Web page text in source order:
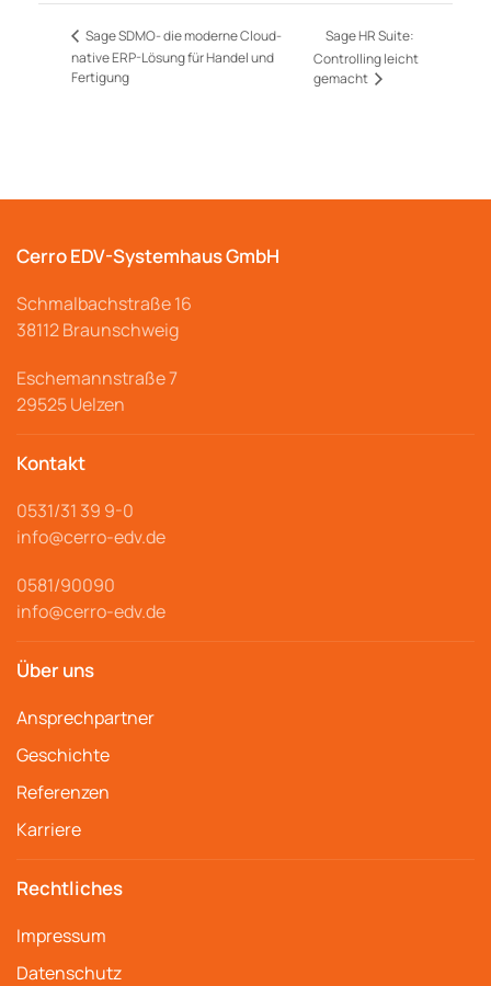
Sage SDMO- die moderne Cloud-
native ERP-Lösung für Handel und
Fertigung
Sage HR Suite:
Controlling leicht
gemacht
Cerro EDV-Systemhaus GmbH
Schmalbachstraße16
38112 Braunschweig
Eschemannstraße 7
29525 Uelzen
Kontakt
0531/31 39 9-0
info@cerro-edv.de
0581/90090
info@cerro-edv.de
Über uns
Ansprechpartner
Geschichte
Referenzen
Karriere
Rechtliches
Impressum
Datenschutz